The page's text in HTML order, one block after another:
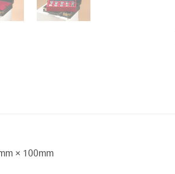
× 100mm